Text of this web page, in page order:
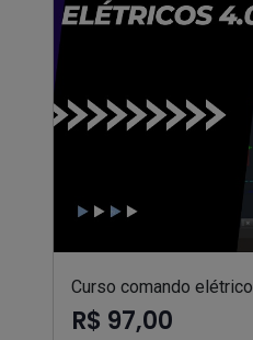
Curso comando elétrico
R$ 97,00